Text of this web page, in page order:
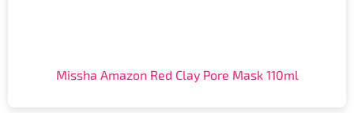
Missha Amazon Red Clay Pore Mask 110ml